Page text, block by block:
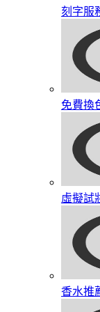
刻字服
免費換
虛擬試
香水推